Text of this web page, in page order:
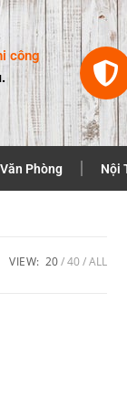
công
Phòng Nội
VIEW: 20 40 ALL